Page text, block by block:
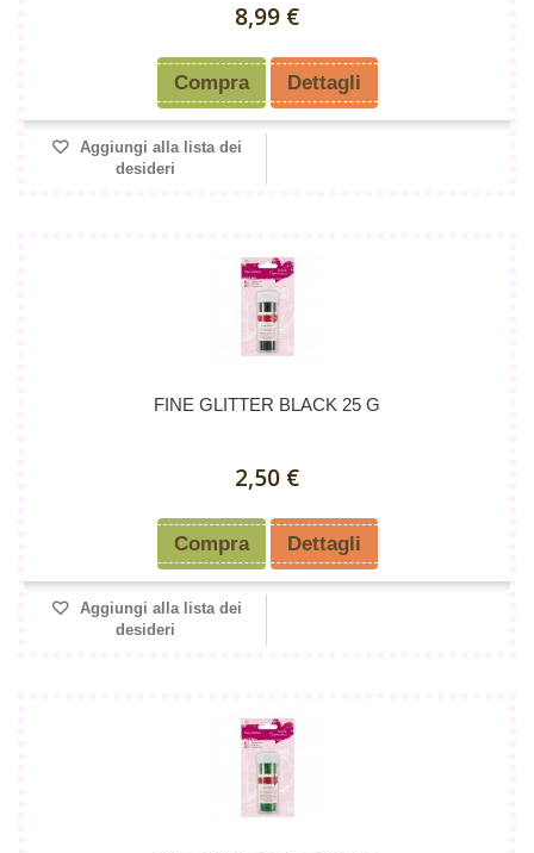
8,99 €
Compra Dettagli
Aggiungi alla lista dei
desideri
FINE GLITTER BLACK 25 G
2,50 €
Compra Dettagli
Aggiungi alla lista dei
desideri